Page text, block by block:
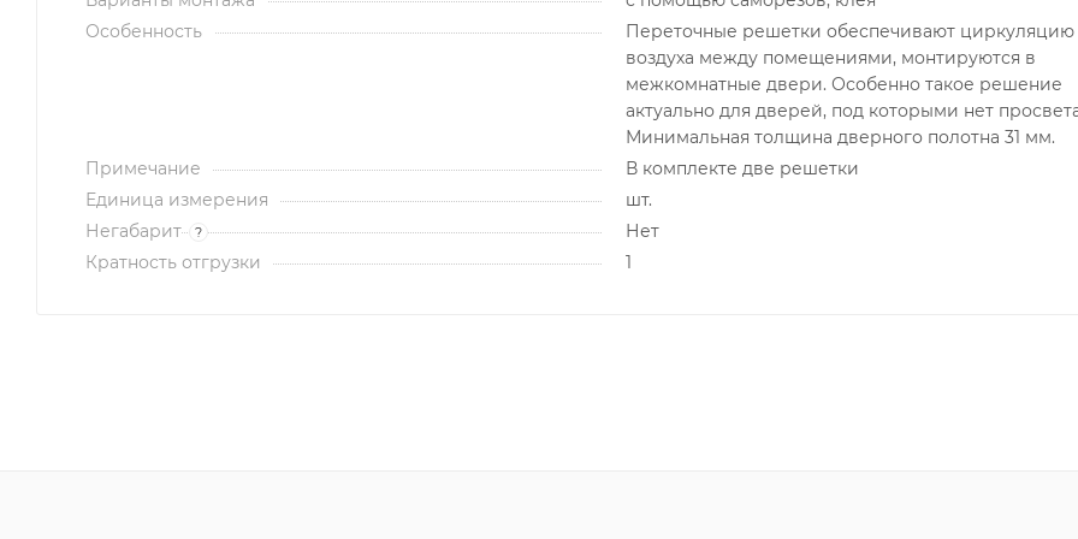
Особенность
Переточные решетки обеспечивают циркуляцию
воздуха между помещениями, монтируются в
межкомнатные двери. Особенно такое решение
актуально для дверей, под которыми нет
Минимальная толщина дверного полотна 31 мм.
Примечание
В комплекте две решетки
Единица измерения
шт.
Негабарит
?
Нет
Кратность отгрузки
1